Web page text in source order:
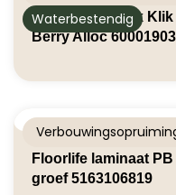
Waterbestendig
Tegel Betonlook Klik
Berry Alloc 60001903
Floorlife laminaat PB
groef 5163106819